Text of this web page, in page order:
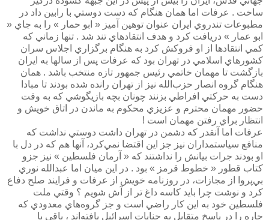
ساخت . عرفات اما همان هنگام كه دست دوستي با رابين داد در
مطبوعات تندروي ايران عنوان توهين آميز « ابو حمار » را به جاي «
ابو عمار » دريافت كرد و هدف انتقادهاي تند شد . تنها زماني كه
كمي انتقادها از او فروكش كرد به هنگام برگزاري اجلاس سران
كشورهاي اسلامي در تهران بود كه عرفات پس از سالها به ايران
بازگشت تا مهمان خاتمي رئيس جمهور تازه منتخب باشد . همان
هنگام گروه انصار حزب‌الله نيز از تهران رانده شده بودند تا مبادا
دست به حركتي افراطي بزنند چونان بچه‌ بازيگوشي كه به وقت
حضور مهمان محترم و عزيزي محكوم به ماندن در اتاق خويش و
انتظار براي رفتن مهمان است !
عرفات اما آنقدر كه دشمن در تهران داشت دوستي نداشت كه
منافع سياستمداران نيز جز اين اقتضا نمي‌كرد، آنها هم كه در دل با
او بودند جرات بيانش را نداشتند كه « آرمان فلسطين » نيز جزو
كتاب قطور « خطوط قرمز » بود . در اين ميان اما عبدالله نوري
بي‌پروا از مجازات، در روزنامه خويش از عرفات و فرايند صلح دفاع
كرد و نوشت چرا بايد كاسه داغ تر از آش شويم ؟ وقتي ملت
فلسطين خود به اين كار راضي است و جز گروه‌هاي معدودي كه
چاره را در پاسخ متقابل به جنايات اسرائيل يافته‌اند ، باقي با